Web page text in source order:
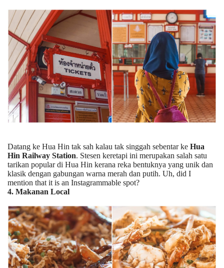
Datang ke Hua Hin tak sah kalau tak singgah sebentar ke Hua
Hin Railway Station. Stesen keretapi ini merupakan salah satu
tarikan popular di Hua Hin kerana reka bentuknya yang unik dan
klasik dengan gabungan warna merah dan putih. Uh, did I
mention that it is an Instagrammable spot?
4. Makanan Local